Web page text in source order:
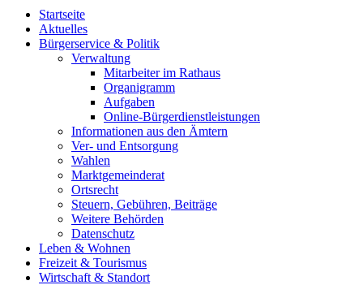
Startseite
Aktuelles
Bürgerservice & Politik
Verwaltung
Mitarbeiter im Rathaus
Organigramm
Aufgaben
Online-Bürgerdienstleistungen
Informationen aus den Ämtern
Ver- und Entsorgung
Wahlen
Marktgemeinderat
Ortsrecht
Steuern, Gebühren, Beiträge
Weitere Behörden
Datenschutz
Leben & Wohnen
Freizeit & Tourismus
Wirtschaft & Standort